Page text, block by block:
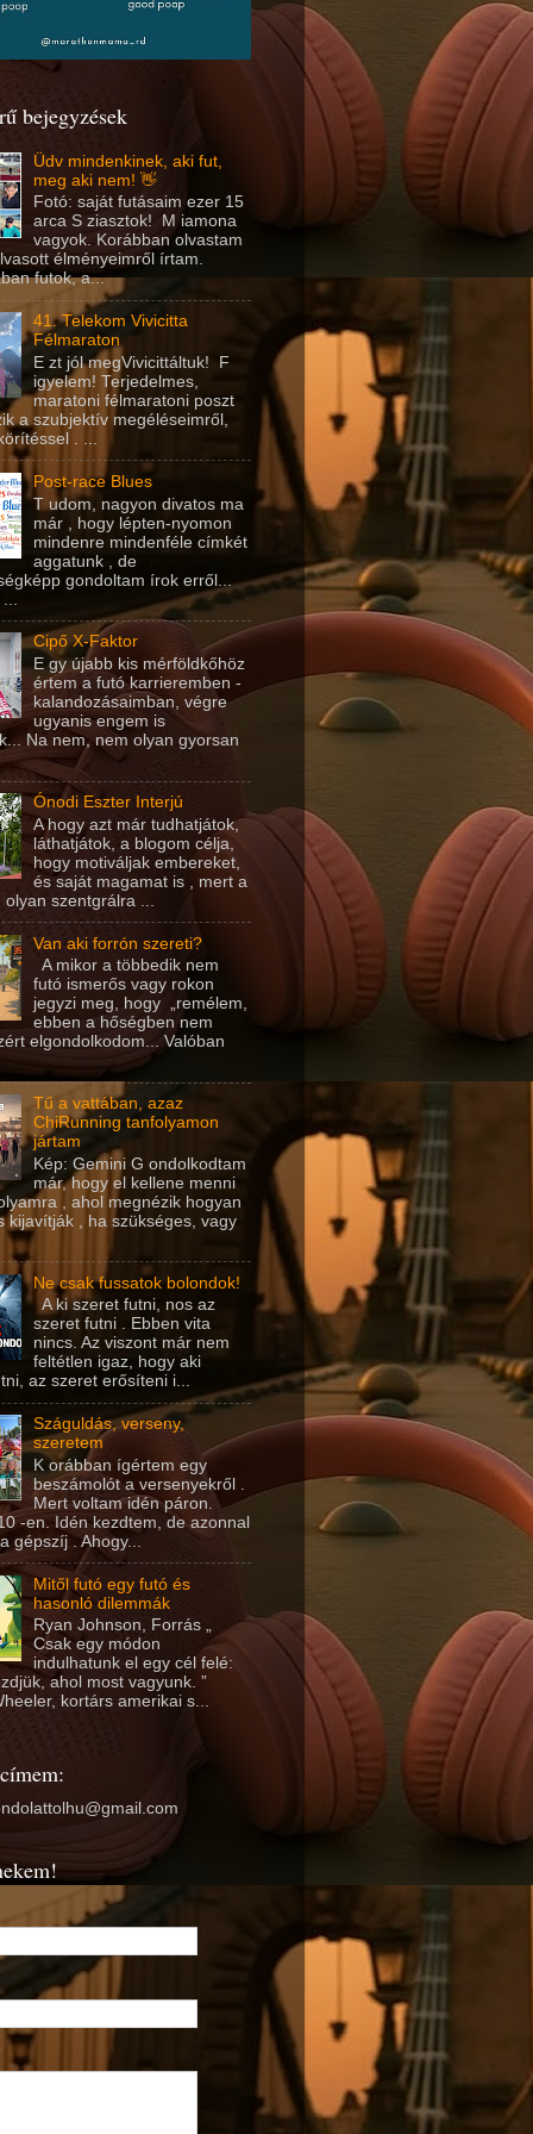
bejegyzések
Üdv mindenkinek, aki fut,
meg aki nem! 👋
Fotó: saját futásaim ezer 15
arca S ziasztok! M iamona
vagyok. Korábban olvastam
élményeimről írtam.
futok, a...
41. Telekom Vivicitta
Félmaraton
E zt jól megVivicittáltuk! F
igyelem! Terjedelmes,
maratoni félmaratoni poszt
a szubjektív megéléseimről,
. ...
Post-race Blues
T udom, nagyon divatos ma
már , hogy lépten-nyomon
mindenre mindenféle címkét
aggatunk , de
gondoltam írok erről...
Cipő X-Faktor
E gy újabb kis mérföldkőhöz
értem a futó karrieremben -
kalandozásaimban, végre
ugyanis engem is
Na nem, nem olyan gyorsan
Ónodi Eszter Interjú
A hogy azt már tudhatjátok,
láthatjátok, a blogom célja,
hogy motiváljak embereket,
és saját magamat is , mert a
szentgrálra ...
Van aki forrón szereti?
A mikor a többedik nem
futó ismerős vagy rokon
jegyzi meg, hogy „remélem,
ebben a hőségben nem
elgondolkodom... Valóban
Tű a vattában, azaz
ChiRunning tanfolyamon
jártam
Kép: Gemini G ondolkodtam
már, hogy el kellene menni
, ahol megnézik hogyan
kijavítják , ha szükséges, vagy
Ne csak fussatok bolondok!
A ki szeret futni, nos az
szeret futni . Ebben vita
nincs. Az viszont már nem
feltétlen igaz, hogy aki
az szeret erősíteni i...
Száguldás, verseny,
szeretem
K orábban ígértem egy
beszámolót a versenyekről .
Mert voltam idén páron.
-en. Idén kezdtem, de azonnal
gépszíj . Ahogy...
Mitől futó egy futó és
hasonló dilemmák
Ryan Johnson, Forrás „
Csak egy módon
indulhatunk el egy cél felé:
ahol most vagyunk. ”
kortárs amerikai s...